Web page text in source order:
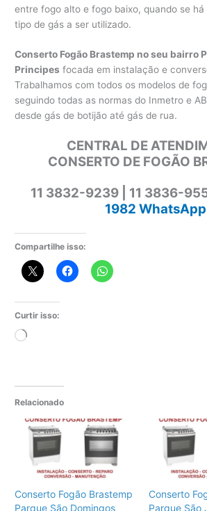
entre fogo alto e fogo baixo, quando se
tipo de gás a ser utilizado.
Conserto Fogão Brastemp no seu bairro
Principes focada em instalação e
Trabalhamos com todos os modelos de
seguindo todas as normas do Inmetro e
desde gás de botijão até gás de rua.
CENTRAL DE
CONSERTO DE FOGÃO
11 3832-9239 | 11 3836-
1982 WhatsApp
Compartilhe isso:
Curtir isso:
Carregando...
Relacionado
Conserto Fogão Brastemp
Parque São Domingos
Conserto
Parque São